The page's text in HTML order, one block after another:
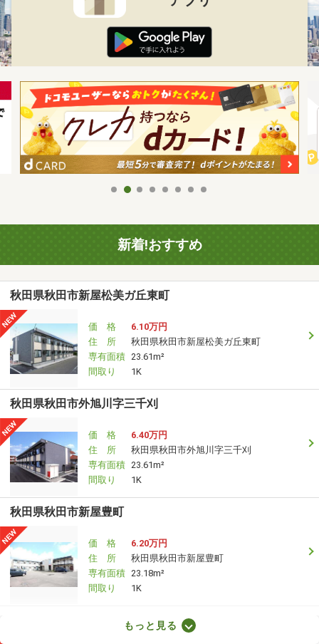
新着!おすすめ
秋田県秋田市新屋松美ガ丘東町
価 格
6.10万円
住 所
秋田県秋田市新屋松美ガ丘東町
専有面積 23.61m²
間取り
1K
秋田県秋田市外旭川字三千刈
価 格
6.40万円
住 所
秋田県秋田市外旭川字三千刈
専有面積 23.61m²
間取り
1K
秋田県秋田市新屋豊町
価 格
6.20万円
住 所
秋田県秋田市新屋豊町
専有面積 23.18m²
間取り
1K
もっと見る